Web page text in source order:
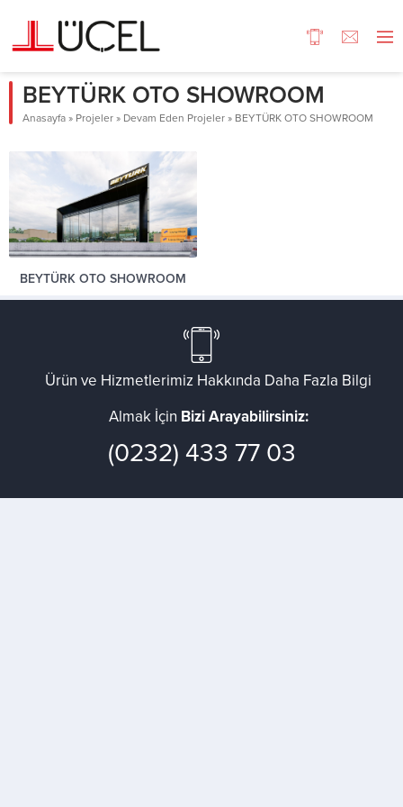
BEYTÜRK OTO SHOWROOM
Anasayfa » Projeler » Devam Eden Projeler » BEYTÜRK OTO SHOWROOM
BEYTÜRK OTO SHOWROOM
Ürün ve Hizmetlerimiz Hakkında Daha Fazla Bilgi
Almak İçin Bizi Arayabilirsiniz:
(0232) 433 77 03